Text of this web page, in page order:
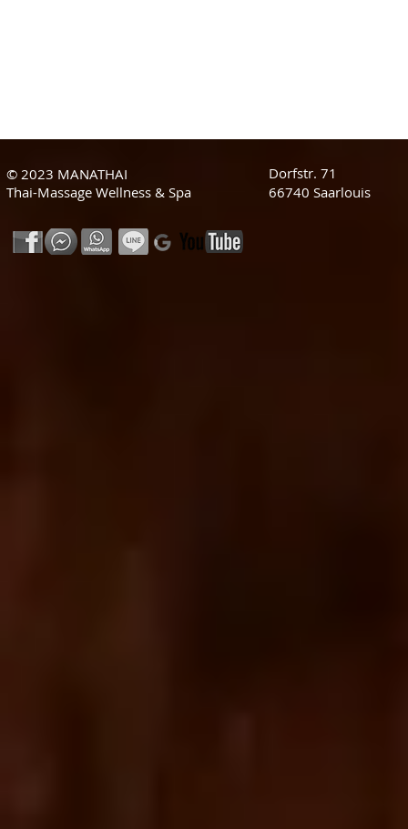
Dorfstr. 71
66740 Saarlouis
© 2023 MANATHAI
Thai-Massage Wellness & Spa